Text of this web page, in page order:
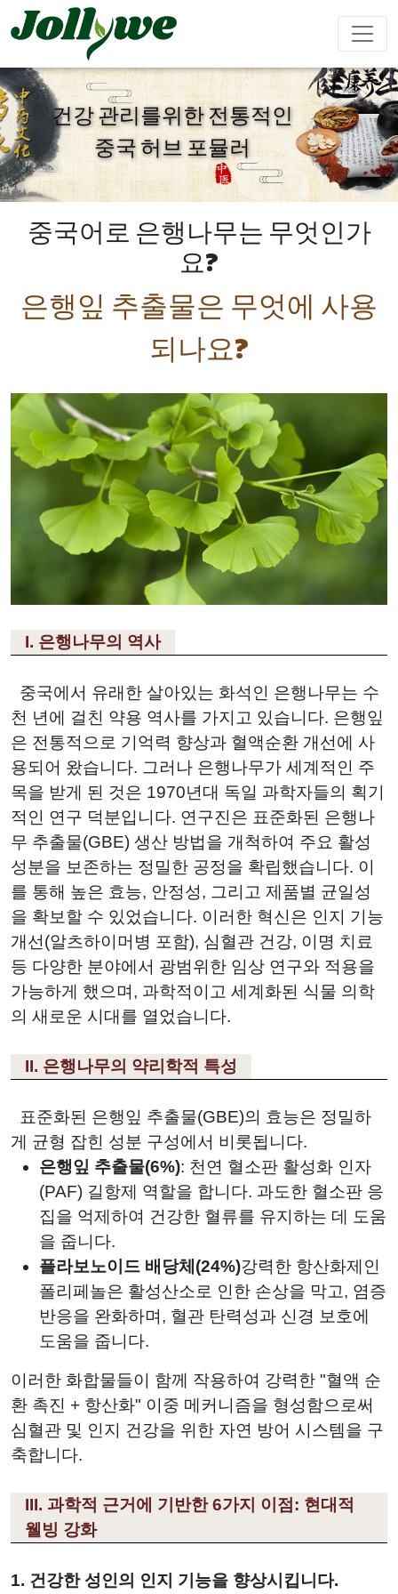
변비약 체중감량
뷰티다이어
트
면역강화 남성강화
심혈관질환
수면제
성장 다이
Ejiao 케이
알약 캡슐 가루음료
티백
건강 관리를위한 전통적인
중국 허브 포뮬러
중국어로 은행나무는 무엇인가
요?
은행잎 추출물은 무엇에 사용
되나요?
I. 은행나무의 역사
중국에서 유래한 살아있는 화석인 은행나무는 수
천 년에 걸친 약용 역사를 가지고 있습니다. 은행잎
은 전통적으로 기억력 향상과 혈액순환 개선에 사
용되어 왔습니다. 그러나 은행나무가 세계적인 주
목을 받게 된 것은 1970년대 독일 과학자들의 획기
적인 연구 덕분입니다. 연구진은 표준화된 은행나
무 추출물(GBE) 생산 방법을 개척하여 주요 활성
성분을 보존하는 정밀한 공정을 확립했습니다. 이
를 통해 높은 효능, 안정성, 그리고 제품별 균일성
을 확보할 수 있었습니다. 이러한 혁신은 인지 기능
개선(알츠하이머병 포함), 심혈관 건강, 이명 치료
등 다양한 분야에서 광범위한 임상 연구와 적용을
가능하게 했으며, 과학적이고 세계화된 식물 의학
의 새로운 시대를 열었습니다.
II. 은행나무의 약리학적 특성
표준화된 은행잎 추출물(GBE)의 효능은 정밀하
게 균형 잡힌 성분 구성에서 비롯됩니다.
은행잎 추출물(6%): 천연 혈소판 활성화 인자
(PAF) 길항제 역할을 합니다. 과도한 혈소판 응
집을 억제하여 건강한 혈류를 유지하는 데 도움
을 줍니다.
플라보노이드 배당체(24%)강력한 항산화제인
폴리페놀은 활성산소로 인한 손상을 막고, 염증
반응을 완화하며, 혈관 탄력성과 신경 보호에
도움을 줍니다.
이러한 화합물들이 함께 작용하여 강력한 "혈액 순
환 촉진 + 항산화" 이중 메커니즘을 형성함으로써
심혈관 및 인지 건강을 위한 자연 방어 시스템을 구
축합니다.
III. 과학적 근거에 기반한 6가지 이점: 현대적
웰빙 강화
1. 건강한 성인의 인지 기능을 향상시킵니다.